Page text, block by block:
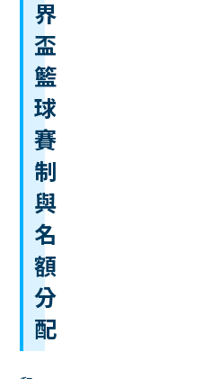
界
盃
籃
球
賽
制
與
名
額
分
配